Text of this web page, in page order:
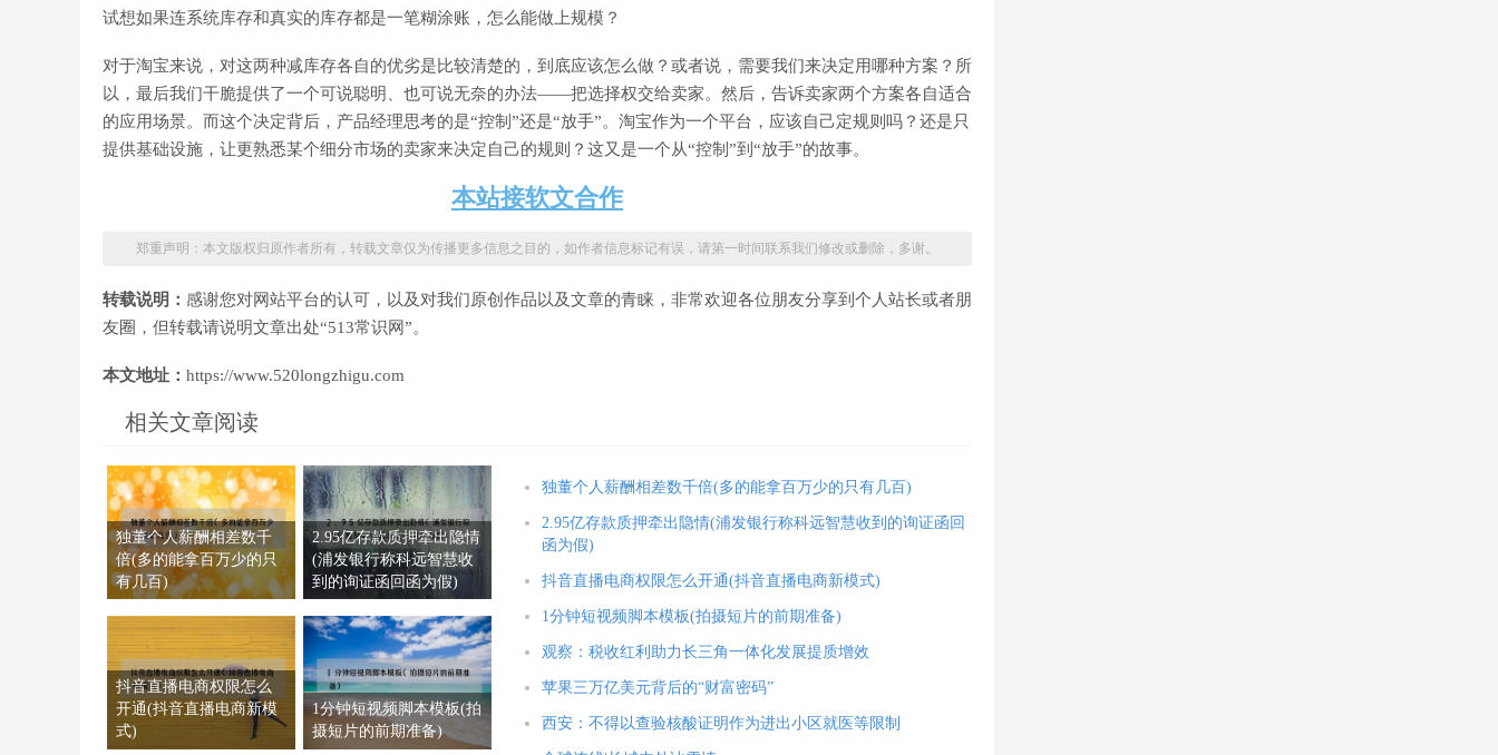
试想如果连系统库存和真实的库存都是一笔糊涂账，怎么能做上规模？
对于淘宝来说，对这两种减库存各自的优劣是比较清楚的，到底应该怎么做？或者说，需要我们来决定用哪种方案？所
以，最后我们干脆提供了一个可说聪明、也可说无奈的办法——把选择权交给卖家。然后，告诉卖家两个方案各自适合
的应用场景。而这个决定背后，产品经理思考的是“控制”还是“放手”。淘宝作为一个平台，应该自己定规则吗？还是只
提供基础设施，让更熟悉某个细分市场的卖家来决定自己的规则？这又是一个从“控制”到“放手”的故事。
本站接软文合作
郑重声明：本文版权归原作者所有，转载文章仅为传播更多信息之目的，如作者信息标记有误，请第一时间联系我们修改或删除，多谢。
转载说明： 感谢您对网站平台的认可，以及对我们原创作品以及文章的青睐，非常欢迎各位朋友分享到个人站长或者朋
友圈，但转载请说明文章出处“513常识网”。
本文地址： https://www.520longzhigu.com
相关文章阅读
独董个人薪酬相差数千
倍(多的能拿百万少的只
有几百)
2.95亿存款质押牵出隐情
(浦发银行称科远智慧收
到的询证函回函为假)
抖音直播电商权限怎么
开通(抖音直播电商新模
式)
1分钟短视频脚本模板(拍
摄短片的前期准备)
独董个人薪酬相差数千倍(多的能拿百万少的只有几百)
2.95亿存款质押牵出隐情(浦发银行称科远智慧收到的询证函回
函为假)
抖音直播电商权限怎么开通(抖音直播电商新模式)
1分钟短视频脚本模板(拍摄短片的前期准备)
观察：税收红利助力长三角一体化发展提质增效
苹果三万亿美元背后的“财富密码”
西安：不得以查验核酸证明作为进出小区就医等限制